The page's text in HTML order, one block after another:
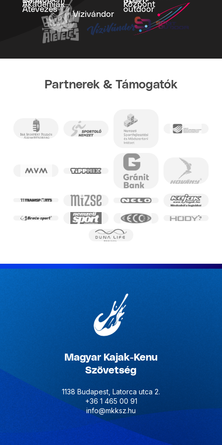
Akadémiák
Központ
Átevezés
outdoor
Vízivándor
Partnerek & Támogatók
Magyar Kajak-Kenu
Szövetség
1138 Budapest, Latorca utca 2.
+36 1 465 00 91
info@mkksz.hu